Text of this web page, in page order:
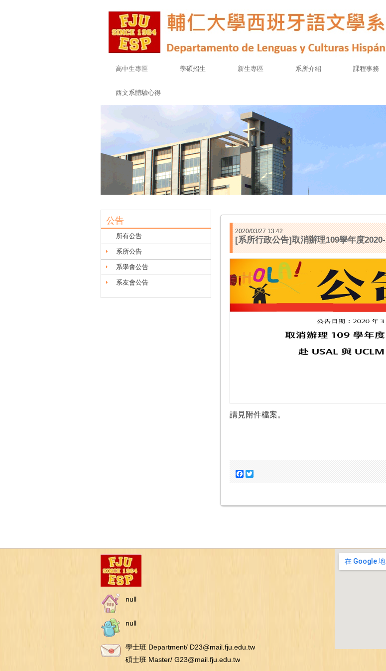
高中生專區 學碩招生 新生專區 系所介紹 課程事務
西文系體驗心得
公告
所有公告
系所公告
系學會公告
系友會公告
2020/03/27 13:42
[系所行政公告]取消辦理109學年度
請見附件檔案。
Facebook
null
null
學士班 Department/ D23@mail.fju.edu.tw
碩士班 Master/ G23@mail.fju.edu.tw